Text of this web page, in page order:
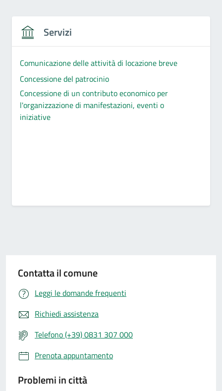
Servizi
Comunicazione delle attività di locazione breve
Concessione del patrocinio
Concessione di un contributo economico per
l'organizzazione di manifestazioni, eventi o
iniziative
Contatta il comune
Leggi le domande frequenti
Richiedi assistenza
Telefono (+39) 0831 307 000
Prenota appuntamento
Problemi in città